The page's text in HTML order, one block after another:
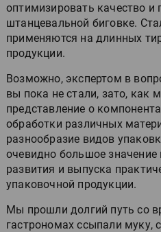
оптимизировать качество и
штанцевальной биговке.
применяются на длинных
продукции.
Возможно, экспертом в
вы пока не стали, зато, как
представление о
обработки различных
разнообразие видов
очевидно большое значение
развития и выпуска
упаковочной продукции.
Мы прошли долгий путь со
гастрономах ссыпали муку,